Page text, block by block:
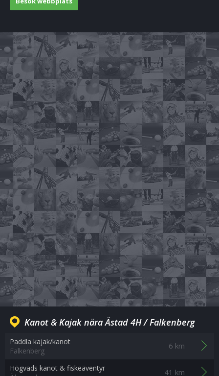
Kanot & Kajak nära Ästad 4H / Falkenberg
Paddla kajak/kanot
Falkenberg
6 km
Högvads kanot & fiskeäventyr
41 km